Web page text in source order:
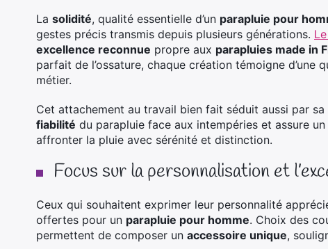
La solidité, qualité essentielle d’un parapluie pour
gestes précis transmis depuis plusieurs générations.
excellence reconnue propre aux parapluies made in
parfait de l’ossature, chaque création témoigne
métier.
Cet attachement au travail bien fait séduit aussi par
fiabilité du parapluie face aux intempéries et assure
affronter la pluie avec sérénité et distinction.
Focus sur la personnalisation et
Ceux qui souhaitent exprimer leur personnalité
offertes pour un parapluie pour homme. Choix des
permettent de composer un accessoire unique,